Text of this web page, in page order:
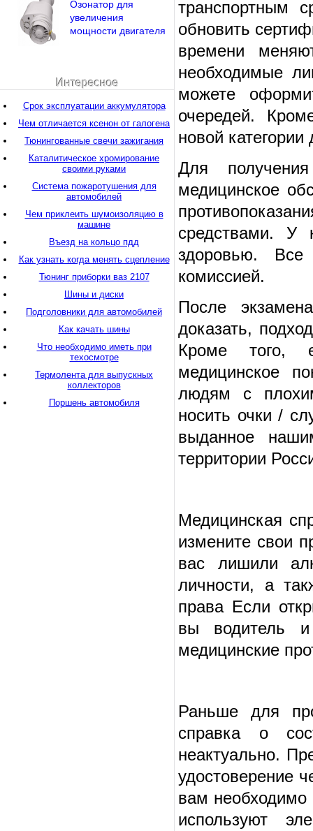
транспортным
обновить
времени
необходимые
можете
очередей.
новой
Для
медицинское
средствами. У
здоровью. Все
комиссией.
После
доказать,
Кроме того,
медицинское
людям с
носить очки /
выданное
территории
Медицинская
измените свои
вас лишили
личности, а
права Если
вы водитель
медицинские
Раньше для
справка о
неактуально.
удостоверение
вам необходимо
используют
Озонатор для
увеличения
мощности двигателя
Интересное
Срок эксплуатации аккумулятора
Чем отличается ксенон от галогена
Тюнингованные свечи зажигания
Каталитическое хромирование
своими руками
Система пожаротушения для
автомобилей
Чем приклеить шумоизоляцию в
машине
Въезд на кольцо пдд
Как узнать когда менять сцепление
Тюнинг приборки ваз 2107
Шины и диски
Подголовники для автомобилей
Как качать шины
Что необходимо иметь при
техосмотре
Термолента для выпускных
коллекторов
Поршень автомобиля